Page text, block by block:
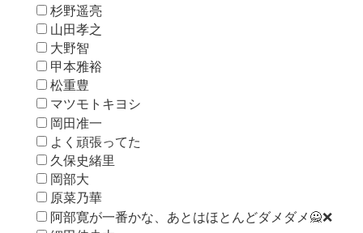
杉野遥亮
山田孝之
大野智
甲本雅裕
松重豊
マツモトキヨシ
岡田准一
よく頑張ってた
久保史緒里
岡部大
原菜乃華
阿部寛が一番かな、あとはほとんどダメダメ🙅❌